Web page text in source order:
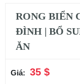
RONG BIỂN
ĐÌNH | BỔ
ĂN
Giá: 35 $